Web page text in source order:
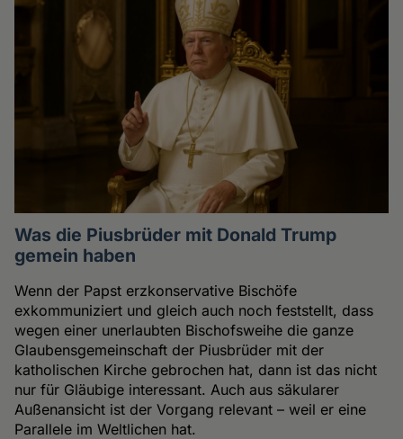
Was die Piusbrüder mit Donald Trump
gemein haben
Wenn der Papst erzkonservative Bischöfe
exkommuniziert und gleich auch noch feststellt, dass
wegen einer unerlaubten Bischofsweihe die ganze
Glaubensgemeinschaft der Piusbrüder mit der
katholischen Kirche gebrochen hat, dann ist das nicht
nur für Gläubige interessant. Auch aus säkularer
Außenansicht ist der Vorgang relevant – weil er eine
Parallele im Weltlichen hat.